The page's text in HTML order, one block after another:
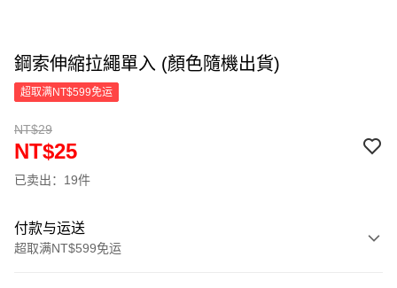
鋼索伸縮拉繩單入 (顏色隨機出貨)
超取满NT$599免运
NT$29
NT$25
已卖出：19件
付款与运送
超取满NT$599免运